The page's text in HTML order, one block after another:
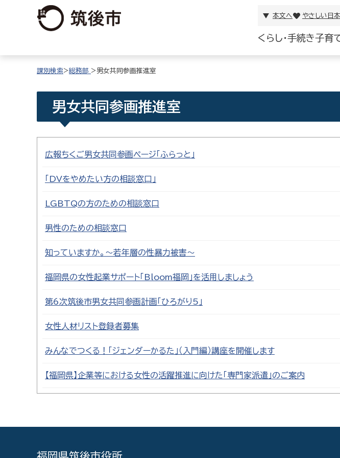
本文へ やさしい日
くらし・手続き子育
課別検索>総務部 >男女共同参画推進室
男女共同参画推進室
広報ちくご男女共同参画ページ「ふらっと」
「DVをやめたい方の相談窓口」
LGBTQの方のための相談窓口
男性のための相談窓口
知っていますか。～若年層の性暴力被害～
福岡県の女性起業サポート「Bloom福岡」を活用しましょう
第6次筑後市男女共同参画計画「ひろがり5」
女性人材リスト登録者募集
みんなでつくる！「ジェンダーかるた」（入門編）講座を開催します
【福岡県】企業等における女性の活躍推進に向けた「専門家派遣」のご案内
福岡県筑後市役所